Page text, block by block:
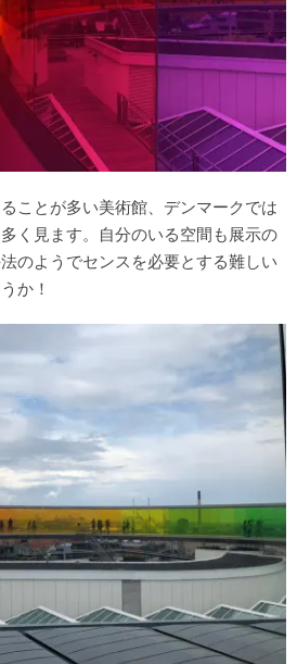
ことが多い美術館、デンマークでは
多く見ます。自分のいる空間も展示の
のようでセンスを必要とする難しい
か！